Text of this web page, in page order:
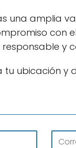
una amplia
con
y
ubicación y